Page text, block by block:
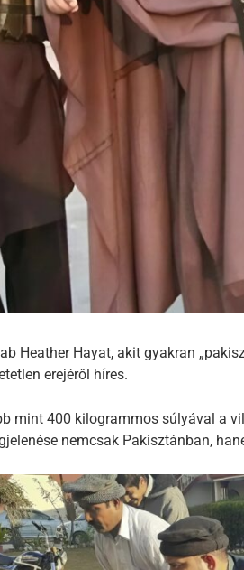
Heather Hayat, akit gyakran
erejéről híres.
mint 400 kilogrammos súlyával a
nemcsak Pakisztánban,